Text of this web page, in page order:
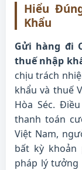
Hiểu
Khẩu
Gửi hàng đi
thuế nhập
chịu trách
khẩu và thuế
Hòa Séc.
thanh toán
Việt Nam,
bất kỳ khoản
pháp lý tưởng